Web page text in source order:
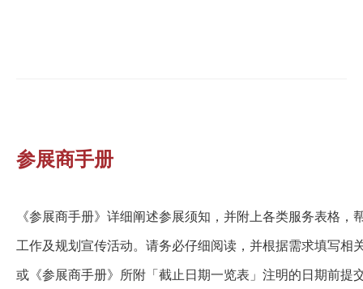
参展商手册
《参展商手册》详细阐述参展须知，并附上各类服务表格，
工作及规划宣传活动。请务必仔细阅读，并根据需求填写相
或《参展商手册》所附「截止日期一览表」注明的日期前提